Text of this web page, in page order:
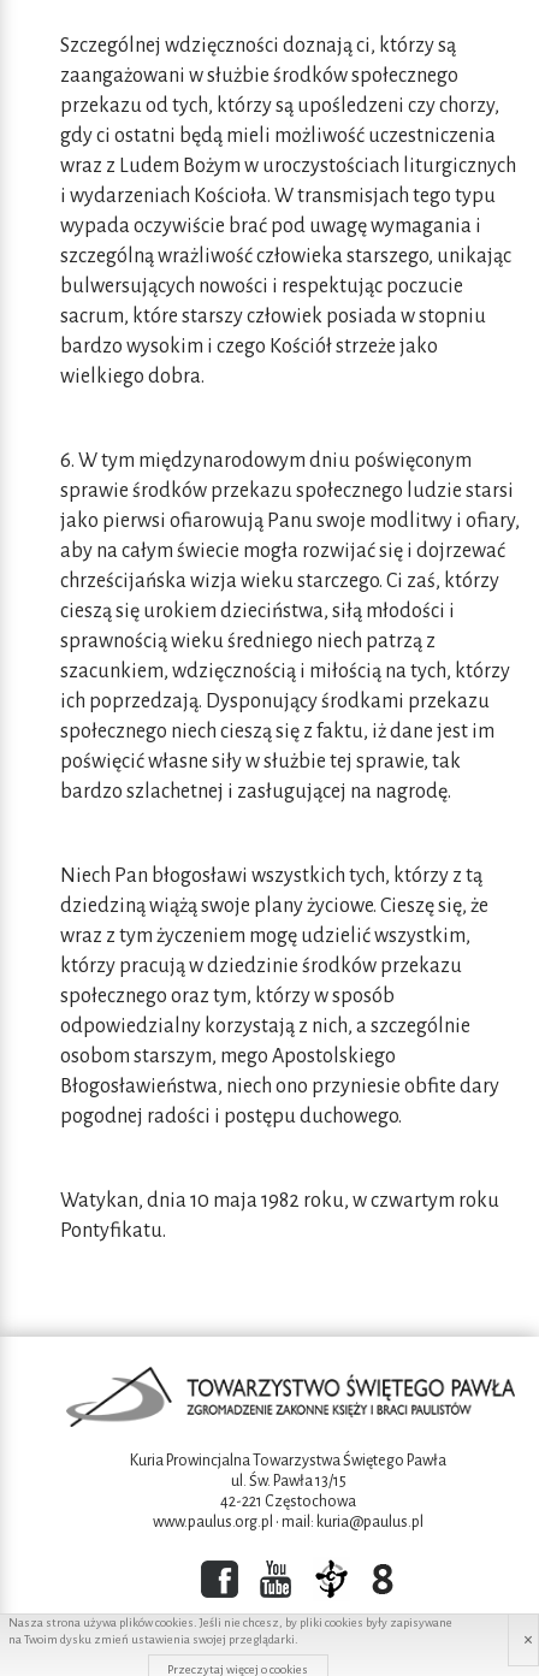
Szczególnej wdzięczności doznają ci, którzy są
zaangażowani w służbie środków społecznego
przekazu od tych, którzy są upośledzeni czy chorzy,
gdy ci ostatni będą mieli możliwość uczestniczenia
wraz z Ludem Bożym w uroczystościach liturgicznych
i wydarzeniach Kościoła. W transmisjach tego typu
wypada oczywiście brać pod uwagę wymagania i
szczególną wrażliwość człowieka starszego, unikając
bulwersujących nowości i respektując poczucie
sacrum, które starszy człowiek posiada w stopniu
bardzo wysokim i czego Kościół strzeże jako
wielkiego dobra.
6. W tym międzynarodowym dniu poświęconym
sprawie środków przekazu społecznego ludzie starsi
jako pierwsi ofiarowują Panu swoje modlitwy i ofiary,
aby na całym świecie mogła rozwijać się i dojrzewać
chrześcijańska wizja wieku starczego. Ci zaś, którzy
cieszą się urokiem dzieciństwa, siłą młodości i
sprawnością wieku średniego niech patrzą z
szacunkiem, wdzięcznością i miłością na tych, którzy
ich poprzedzają. Dysponujący środkami przekazu
społecznego niech cieszą się z faktu, iż dane jest im
poświęcić własne siły w służbie tej sprawie, tak
bardzo szlachetnej i zasługującej na nagrodę.
Niech Pan błogosławi wszystkich tych, którzy z tą
dziedziną wiążą swoje plany życiowe. Cieszę się, że
wraz z tym życzeniem mogę udzielić wszystkim,
którzy pracują w dziedzinie środków przekazu
społecznego oraz tym, którzy w sposób
odpowiedzialny korzystają z nich, a szczególnie
osobom starszym, mego Apostolskiego
Błogosławieństwa, niech ono przyniesie obfite dary
pogodnej radości i postępu duchowego.
Watykan, dnia 10 maja 1982 roku, w czwartym roku
Pontyfikatu.
Kuria Prowincjalna Towarzystwa Świętego Pawła
ul. Św. Pawła 13/15
42-221 Częstochowa
www.paulus.org.pl • mail: kuria@paulus.pl
Copyright ©2016 Towarzystwo świętego Pawła
Nasza strona używa plików cookies. Jeśli nie chcesz, by pliki cookies były zapisywane
na Twoim dysku zmień ustawienia swojej przeglądarki.
×
Przeczytaj więcej o cookies